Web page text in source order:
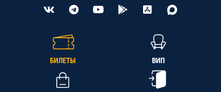
БИЛЕТЫ ВИП